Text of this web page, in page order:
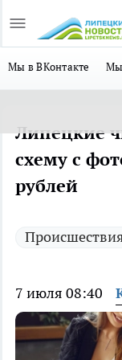
Мы в ВКонтакте Мы
Липецкие
схему с
рублей
7 июля 08:40